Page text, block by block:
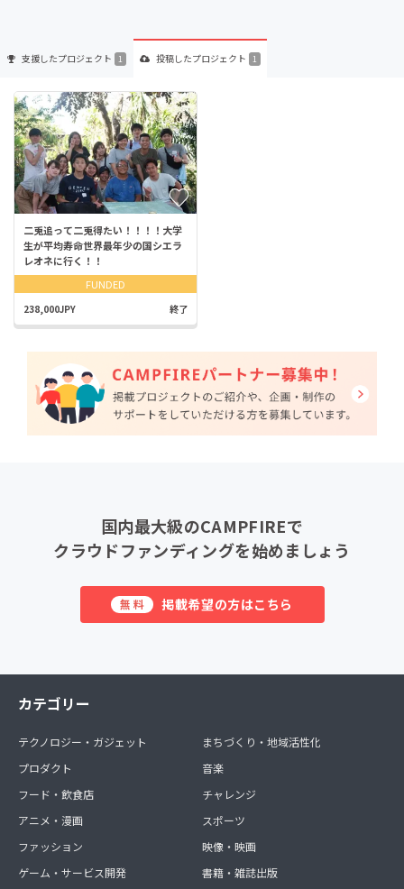
支援したプロジェクト 1 投稿したプロジェクト 1
二兎追って二兎得たい！！！！大学
生が平均寿命世界最年少の国シエラ
レオネに行く！！
FUNDED
238,000JPY 終了
国内最大級のCAMPFIREで
クラウドファンディングを始めましょう
無料 掲載希望の方はこちら
カテゴリー
テクノロジー・ガジェット
プロダクト
フード・飲食店
アニメ・漫画
ファッション
ゲーム・サービス開発
まちづくり・地域活性化
音楽
チャレンジ
スポーツ
映像・映画
書籍・雑誌出版